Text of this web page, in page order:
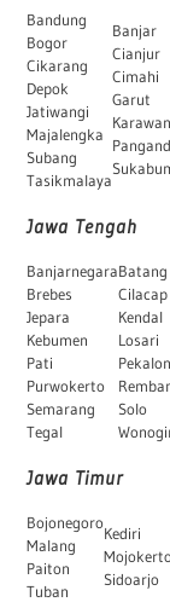
Bandung
Bogor
Cikarang
Depok
Jatiwangi
Majalengka
Subang
Tasikmalaya
Banjar
Cianjur
Cimahi
Garut
Jawa Tengah
Banjarnegara
Brebes
Jepara
Kebumen
Pati
Purwokerto
Semarang
Tegal
Batang
Cilacap
Kendal
Losari
Solo
Jawa Timur
Bojonegoro
Malang
Paiton
Tuban
Kediri
Sidoarjo